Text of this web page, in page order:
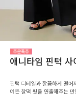
애니타임 핀턱
핀턱 디테일과 깔끔하게 떨어
예쁜 찰떡 핏을 연출해주는 만